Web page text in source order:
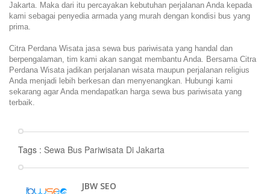
Jakarta. Maka dari itu percayakan kebutuhan perjalanan Anda kepada
kami sebagai penyedia armada yang murah dengan kondisi bus yang
prima.
Citra Perdana Wisata jasa sewa bus pariwisata yang handal dan
berpengalaman, tim kami akan sangat membantu Anda. Bersama Citra
Perdana Wisata jadikan perjalanan wisata maupun perjalanan religius
Anda menjadi lebih berkesan dan menyenangkan. Hubungi kami
sekarang agar Anda mendapatkan harga sewa bus pariwisata yang
terbaik.
Tags : Sewa Bus Pariwisata Di Jakarta
JBW SEO